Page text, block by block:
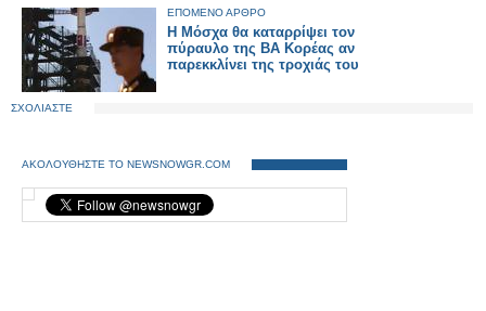
ΕΠΟΜΕΝΟ ΑΡΘΡΟ
Η Μόσχα θα καταρρίψει τον
πύραυλο της ΒΑ Κορέας αν
παρεκκλίνει της τροχιάς του
ΣΧΟΛΙΑΣΤΕ
ΑΚΟΛΟΥΘΗΣΤΕ ΤΟ NEWSNOWGR.COM